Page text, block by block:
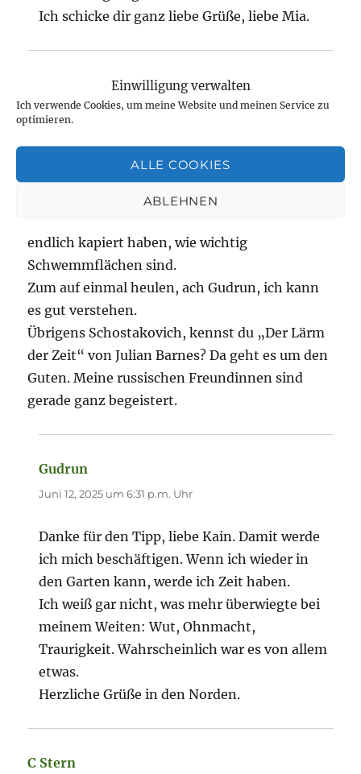
Einwilligung verwalten
Ich verwende Cookies, um meine Website und meinen Service zu
optimieren.
ALLE COOKIES
ABLEHNEN
Ich schicke dir ganz liebe Grüße, liebe Mia.
sagt:
Juni 9, 2025 um 1:03 p.m. Uhr
endlich kapiert haben, wie wichtig
Schwemmflächen sind.
Zum auf einmal heulen, ach Gudrun, ich kann
es gut verstehen.
Übrigens Schostakovich, kennst du „Der Lärm
der Zeit“ von Julian Barnes? Da geht es um den
Guten. Meine russischen Freundinnen sind
gerade ganz begeistert.
Gudrun
Juni 12, 2025 um 6:31 p.m. Uhr
Danke für den Tipp, liebe Kain. Damit werde
ich mich beschäftigen. Wenn ich wieder in
den Garten kann, werde ich Zeit haben.
Ich weiß gar nicht, was mehr überwiegte bei
meinem Weiten: Wut, Ohnmacht,
Traurigkeit. Wahrscheinlich war es von allem
etwas.
Herzliche Grüße in den Norden.
C Stern